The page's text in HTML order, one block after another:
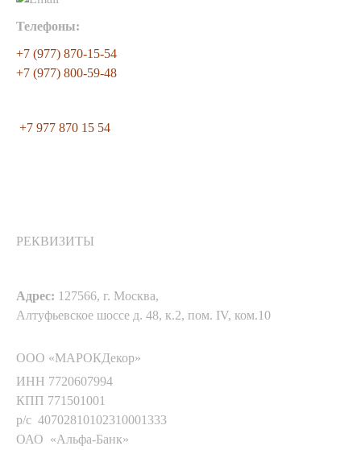
Телефоны:
+7 (977) 870-15-54
+7 (977) 800-59-48
+7 977 870 15 54
РЕКВИЗИТЫ
Адрес: 127566, г. Москва,
Алтуфьевское шоссе д. 48, к.2, пом. IV, ком.10
ООО «МАРОКДекор»
ИНН 7720607994
КПП 771501001
р/с 40702810102310001333
ОАО «Альфа-Банк»